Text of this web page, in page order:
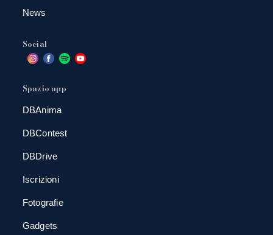
News
Social
Spazio app
DBAnima
DBContest
DBDrive
Iscrizioni
Fotografie
Gadgets